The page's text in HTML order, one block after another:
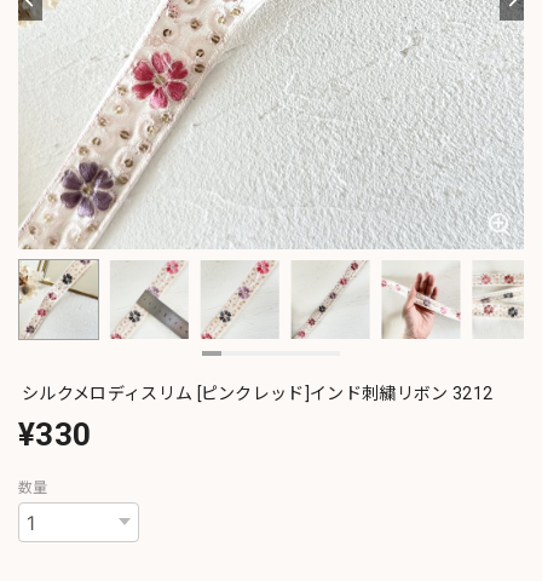
シルクメロディスリム [ピンクレッド]インド刺繍リボン 3212
¥330
数量